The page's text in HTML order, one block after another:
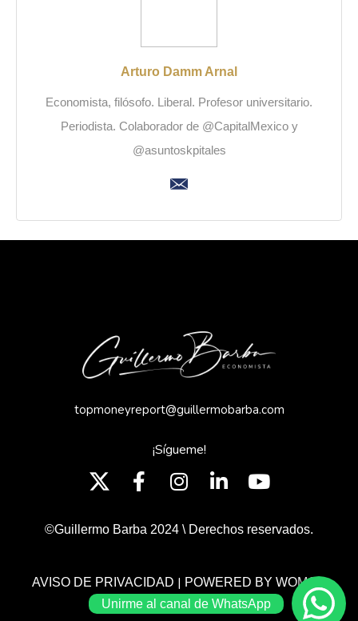
Arturo Damm Arnal
Economista, filósofo. Liberal. Profesor universitario.
Periodista. Colaborador de @CapitalMexico y
@asuntoskpitales
topmoneyreport@guillermobarba.com
¡Sígueme!
©Guillermo Barba 2024 \ Derechos reservados.
AVISO DE PRIVACIDAD | POWERED BY WOMGP
Unirme al canal de WhatsApp